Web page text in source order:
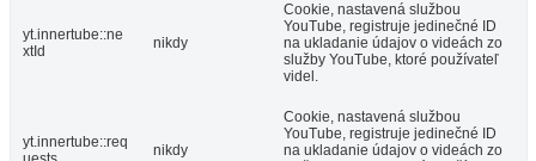
yt.innertube::ne
xtId
nikdy
Cookie, nastavená službou
YouTube, registruje jedinečné ID
na ukladanie údajov o videách zo
služby YouTube, ktoré používateľ
videl.
yt.innertube::req
nikdy
Cookie, nastavená službou
YouTube, registruje jedinečné ID
na ukladanie údajov o videách zo